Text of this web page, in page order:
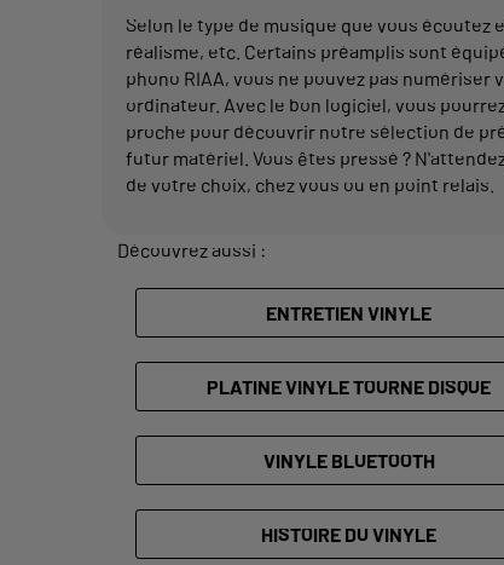
Selon le type de musique que vous
réalisme, etc. Certains préamplis sont
phono RIAA, vous ne pouvez pas
ordinateur. Avec le bon logiciel, vous
proche pour découvrir notre sélection de
futur matériel. Vous êtes pressé ?
de votre choix, chez vous ou en point relais.
Découvrez aussi :
ENTRETIEN VINYLE
PLATINE VINYLE TOURNE DISQUE
VINYLE BLUETOOTH
HISTOIRE DU VINYLE